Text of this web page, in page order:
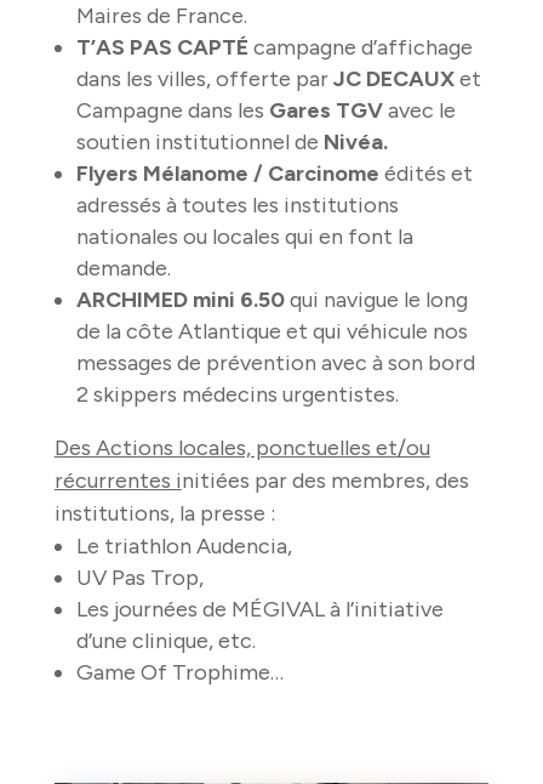
Maires de France.
T’AS PAS CAPTÉ campagne d’affichage
dans les villes, offerte parJC DECAUXet
Campagne dans les Gares TGVavec le
soutien institutionnel de Nivéa.
Flyers Mélanome / Carcinome édités et
adressés à toutes les institutions
nationales ou locales qui en font la
demande.
ARCHIMED mini 6.50qui navigue le long
de la côte Atlantique et qui véhicule nos
messages de prévention avec à son bord
2 skippers médecins urgentistes.
Des Actions locales, ponctuelles et/ou
récurrentes initiées par des membres, des
institutions, la presse :
Le triathlon Audencia,
UV Pas Trop,
Les journées de MÉGIVAL à l’initiative
d’une clinique, etc.
Game Of Trophime…